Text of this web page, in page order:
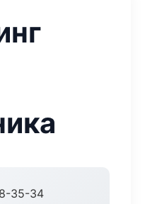
35-34